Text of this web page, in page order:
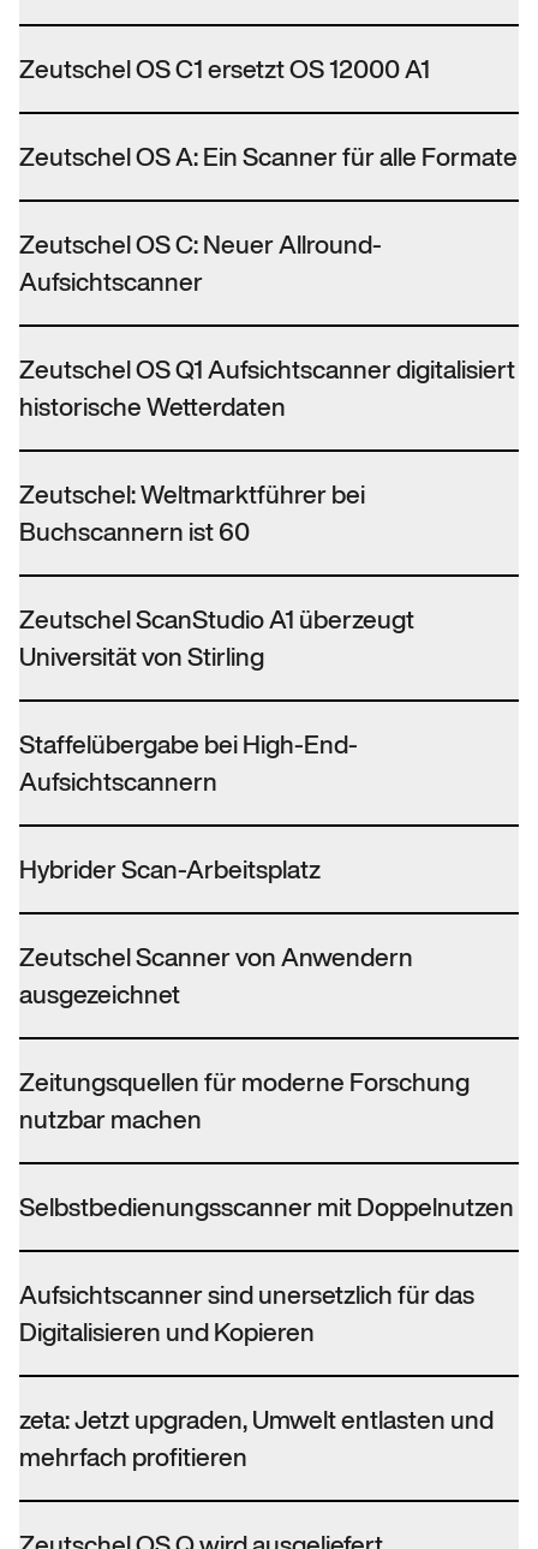
Zeutschel OS C1 ersetzt OS 12000 A1
Zeutschel OS A: Ein Scanner für alle Formate
Zeutschel OS C: Neuer Allround-
Aufsichtscanner
Zeutschel OS Q1 Aufsichtscanner digitalisiert
historische Wetterdaten
Zeutschel: Weltmarktführer bei
Buchscannern ist 60
Zeutschel ScanStudio A1 überzeugt
Universität von Stirling
Staffelübergabe bei High-End-
Aufsichtscannern
Hybrider Scan-Arbeitsplatz
Zeutschel Scanner von Anwendern
ausgezeichnet
Zeitungsquellen für moderne Forschung
nutzbar machen
Selbstbedienungsscanner mit Doppelnutzen
Aufsichtscanner sind unersetzlich für das
Digitalisieren und Kopieren
zeta: Jetzt upgraden, Umwelt entlasten und
mehrfach profitieren